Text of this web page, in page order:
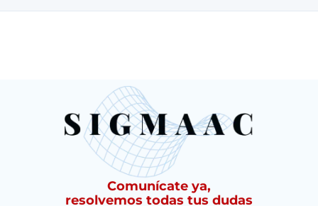
Comunícate ya,
resolvemos todas tus dudas